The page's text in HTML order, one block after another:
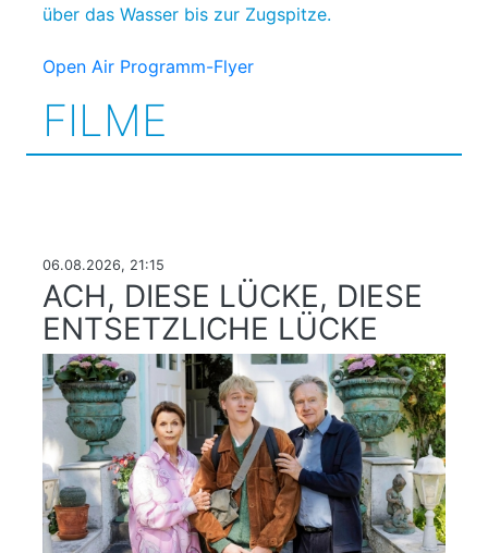
über das Wasser bis zur Zugspitze.
Open Air Programm-Flyer
FILME
06.08.2026, 21:15
ACH, DIESE LÜCKE, DIESE
ENTSETZLICHE LÜCKE